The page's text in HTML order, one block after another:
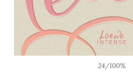
24/100%